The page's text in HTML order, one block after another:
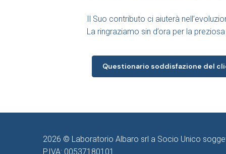
Il Suo contributo ci aiuterà
La ringraziamo sin d’ora per la
Questionario soddisfazione del
2026 © Laboratorio Albaro srl a Socio Unico
P.IVA: 00537180101